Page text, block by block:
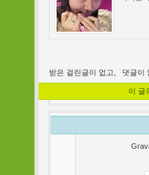
받은 걸린글이 없고, 댓글이
이 글